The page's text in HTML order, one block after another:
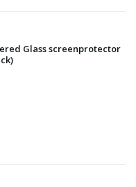
Glass screenprotector